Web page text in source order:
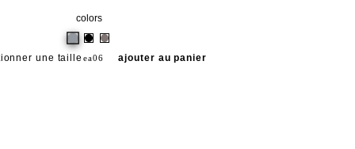
colors
une taille ajouter au panier